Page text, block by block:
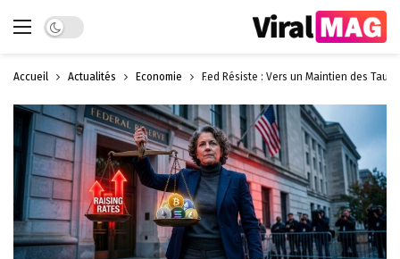
Dark mode
Accueil Actualités Économie Fed Résiste : Vers un Maintien des Taux